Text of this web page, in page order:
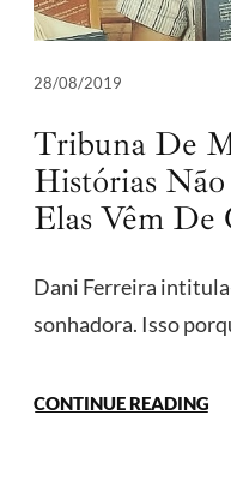
28/08/2019
Tribuna De
Histórias
Elas Vêm
Dani Ferreira
sonhadora. Isso
CONTINUE READING